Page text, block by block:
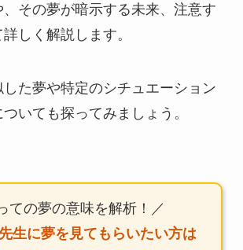
その夢が暗示する未来、注意す
しく解説します。
した夢や特定のシチュエーション
いても探ってみましょう。
ての夢の意味を解析！／
生に夢を見てもらいたい方は